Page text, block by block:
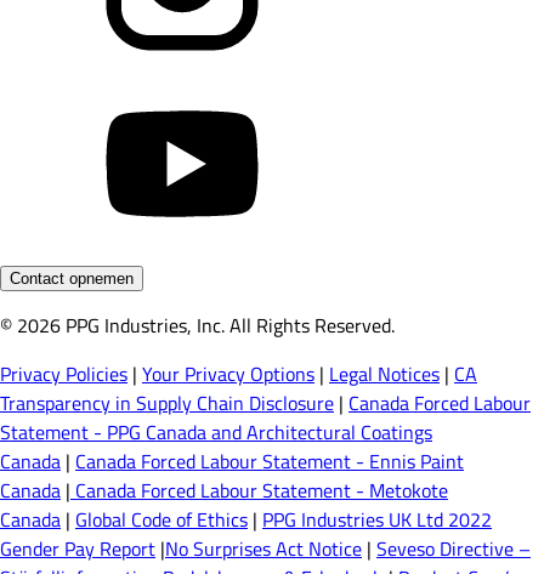
Contact opnemen
© 2026 PPG Industries, Inc. All Rights Reserved.
Privacy Policies | Your Privacy Options | Legal Notices | CA
Transparency in Supply Chain Disclosure | Canada Forced Labour
Statement - PPG Canada and Architectural Coatings
Canada | Canada Forced Labour Statement - Ennis Paint
Canada | Canada Forced Labour Statement - Metokote
Canada | Global Code of Ethics | PPG Industries UK Ltd 2022
Gender Pay Report |No Surprises Act Notice | Seveso Directive –